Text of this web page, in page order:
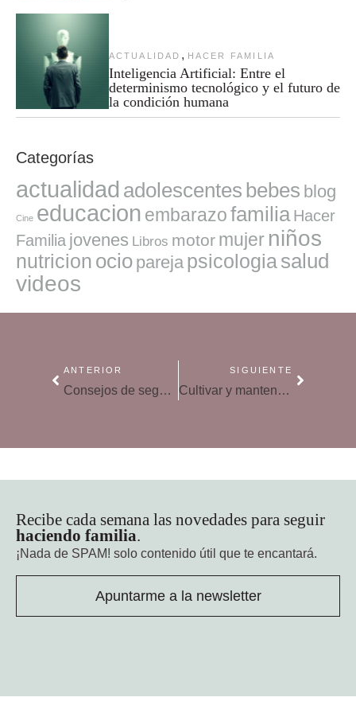
ACTUALIDAD , HACER FAMILIA
Inteligencia Artificial: Entre el
determinismo tecnológico y el futuro de
la condición humana
Categorías
actualidad adolescentes bebes blog
Cine educacion embarazofamilia Hacer
Familia jovenes Libros motor mujer niños
nutricion ocio pareja psicologiasalud
videos
ANTERIOR
Consejos de seguridad al viajar en familia
SIGUIENTE
Cultivar y mantener el amor matrimonial
Recibe cada semana las novedades para seguir
haciendo familia.
¡Nada de SPAM! solo contenido útil que te encantará.
Apuntarme a la newsletter